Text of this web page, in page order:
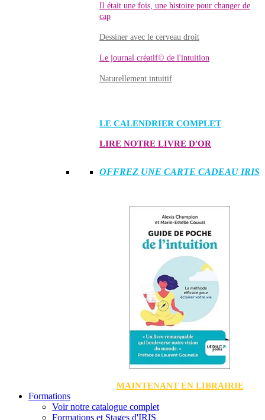
Il était une fois, une histoire pour changer de
cap
Dessiner avec le cerveau droit
Le journal créatif© de l'intuition
Naturellement intuitif
LE CALENDRIER COMPLET
LIRE NOTRE LIVRE D'OR
OFFREZ UNE CARTE CADEAU IRIS
MAINTENANT EN LIBRAIRIE
Formations
Voir notre catalogue complet
Formations et Stages d'IRIS